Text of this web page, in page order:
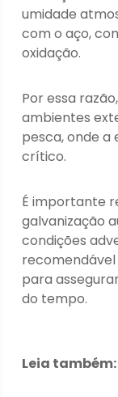
umidade
com o aço,
oxidação.
Por essa
ambientes
pesca, onde a
crítico.
É importante
galvanização
condições
para
do tempo.
Leia